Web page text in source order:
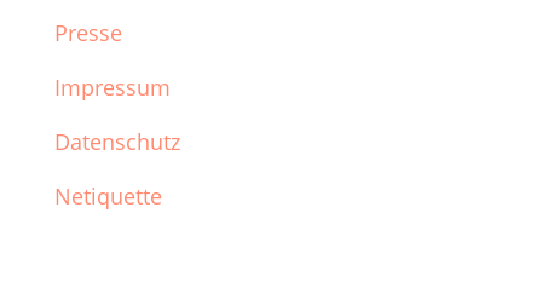
Presse
Impressum
Datenschutz
Netiquette